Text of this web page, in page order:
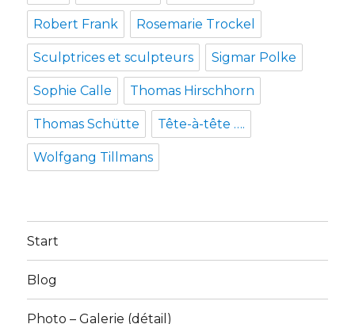
Robert Frank Rosemarie Trockel
Sculptrices et sculpteurs Sigmar Polke
Sophie Calle Thomas Hirschhorn
Thomas Schütte Tête-à-tête ….
Wolfgang Tillmans
Start
Blog
Photo – Galerie (détail)